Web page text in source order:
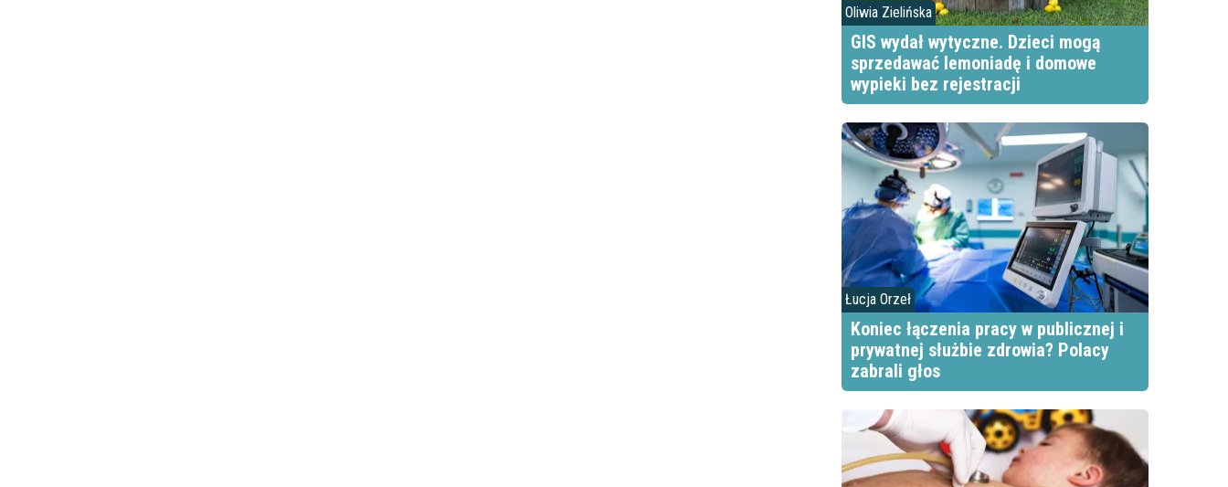
Oliwia Zielińska
GIS wydał wytyczne. Dzieci mogą
sprzedawać lemoniadę i domowe
wypieki bez rejestracji
Łucja Orzeł
Koniec łączenia pracy w publicznej i
prywatnej służbie zdrowia? Polacy
zabrali głos